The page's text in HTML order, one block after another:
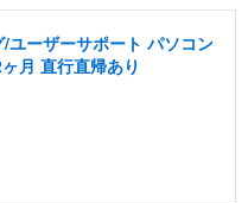
ユーザーサポート パソコン
月 直行直帰あり